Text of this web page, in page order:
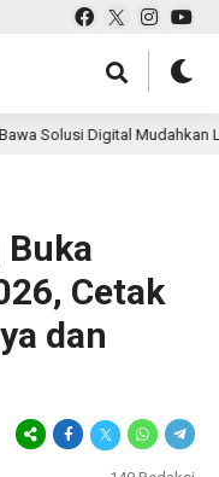
Digital Mudahkan Layanan
Buka
Cetak
dan